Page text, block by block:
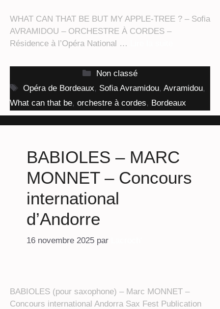
WHAT CAN THAT BE BUT MY APPLE-TREE ? – Sofia
AVRAMIDOU – ORCHESTRE À CORDES –
Résidence à l’Opéra National …
Catégories
Non classé
Étiquettes
Opéra de Bordeaux, Sofia Avramidou,Avramidou,
What can that be, orchestre à cordes, Bordeaux
BABIOLES – MARC
MONNET – Concours
international
d’Andorre
16 novembre 2025 par
BABIOLES (pour saxophone) – Marc MONNET –
Concours international Andorra Sax Fest Publication